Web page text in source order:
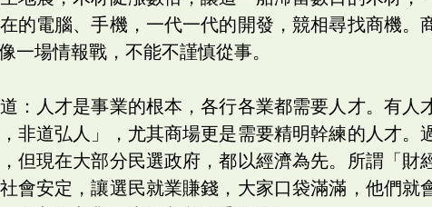
的電腦、手機，一代一代的開發，競相尋找商機。
一場情報戰，不能不謹慎從事。
：人才是事業的根本，各行各業都需要人才。有人
非道弘人」，尤其商場更是需要精明幹練的人才。
但現在大部分民選政府，都以經濟為先。所謂「財
會安定，讓選民就業賺錢，大家口袋滿滿，他們就